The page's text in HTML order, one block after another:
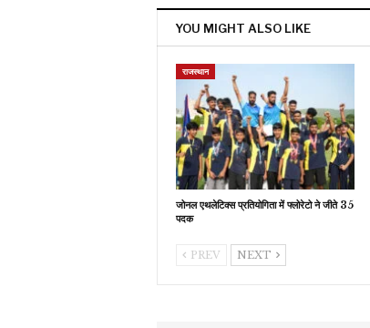
YOU MIGHT ALSO LIKE
राजस्थान
जोनल एथलेटिक्स प्रतियोगिता में फ्लोरेटो ने जीते 35
पदक
PREV NEXT